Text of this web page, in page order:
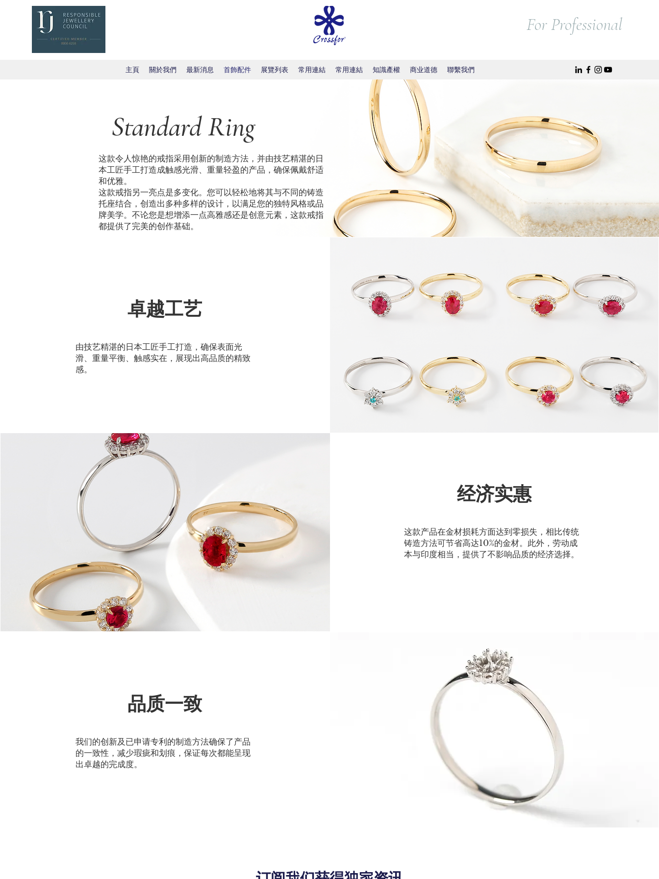
For Professional
主頁 關於我們 最新消息 首飾配件 展覽列表 常用連結 常用連結 知識產權 商业道德 聯繫我們
Standard Ring
这款令人惊艳的戒指采用创新的制造方法，并由技艺精湛的日
本工匠手工打造成触感光滑、重量轻盈的产品，确保佩戴舒适
和优雅。
这款戒指另一亮点是多变化。您可以轻松地将其与不同的铸造
托座结合，创造出多种多样的设计，以满足您的独特风格或品
牌美学。不论您是想增添一点高雅感还是创意元素，这款戒指
都提供了完美的创作基础。
卓越工艺
由技艺精湛的日本工匠手工打造，确保表面光
滑、重量平衡、触感实在，展现出高品质的精致
感。
经济实惠
这款产品在金材损耗方面达到零损失，相比传统
铸造方法可节省高达10%的金材。此外，劳动成
本与印度相当，提供了不影响品质的经济选择。
品质一致
我们的创新及已申请专利的制造方法确保了产品
的一致性，减少瑕疵和划痕，保证每次都能呈现
出卓越的完成度。